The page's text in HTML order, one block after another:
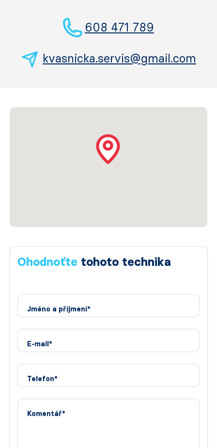
608 471 789
kvasnicka.servis@gmail.com
Ohodnoťte tohoto technika
Jméno a příjmení*
E-mail*
Telefon*
Komentář*